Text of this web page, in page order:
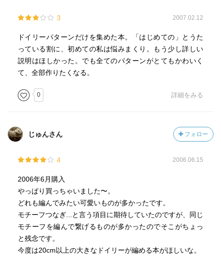
3 2007.02.12
ドイリーパターンだけを集めた本。「はじめての」とうた
っている割に、初めての私は悩みまくり。もう少し詳しい
説明はほしかった。でも全てのパターンがとてもかわいく
て、全部作りたくなる。
0 詳細をみる
じゅんさん フォロー
4 2006.06.15
2006年6月購入
やっぱり買っちゃいました〜。
どれも編んでみたい可愛いものが多かったです。
モチーフつなぎ...と言う項目に期待していたのですが、同じ
モチーフを編んで繋げるものが多かったのでそこがちょっ
と残念です。
今度は20cm以上の大きなドイリーが編める本がほしいな。